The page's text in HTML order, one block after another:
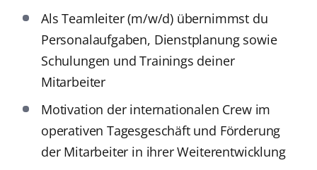
Als Teamleiter (m/w/d) übernimmst du
Personalaufgaben, Dienstplanung sowie
Schulungen und Trainings deiner
Mitarbeiter
Motivation der internationalen Crew im
operativen Tagesgeschäft und Förderung
der Mitarbeiter in ihrer Weiterentwicklung